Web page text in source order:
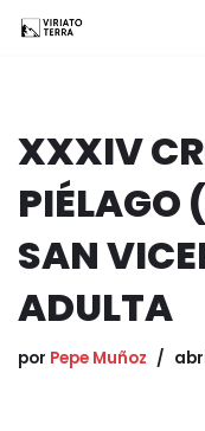
XXXIV
PIÉLAGO
SAN
ADULTA
por Pepe Muñoz